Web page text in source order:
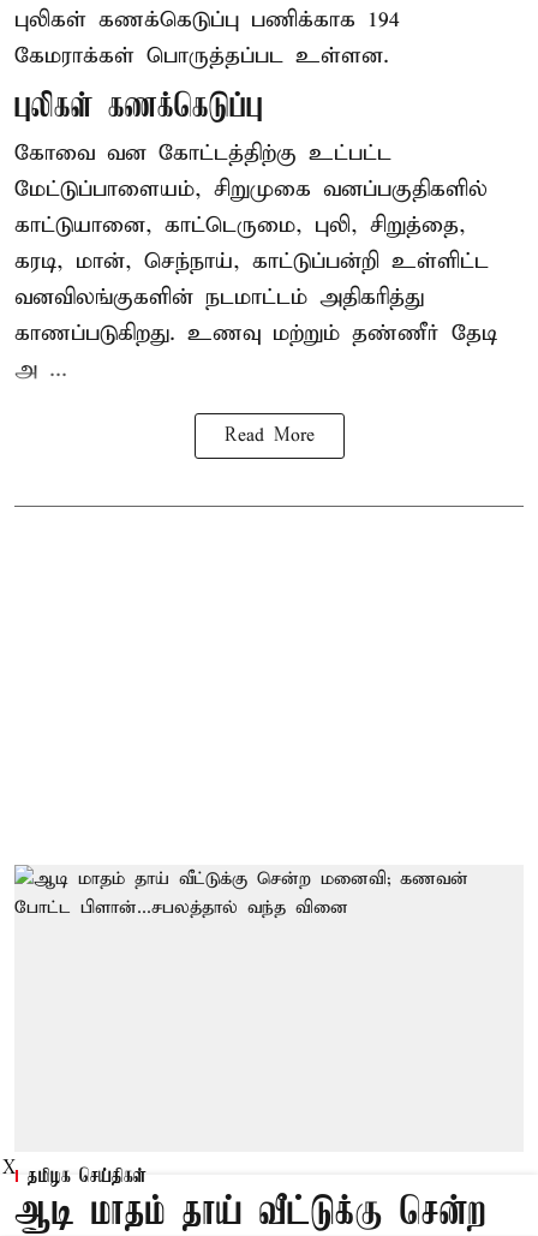
புலிகள் கணக்கெடுப்பு பணிக்காக 194
கேமராக்கள் பொருத்தப்பட உள்ளன.
புலிகள் கணக்கெடுப்பு
கோவை வன கோட்டத்திற்கு உட்பட்ட
மேட்டுப்பாளையம், சிறுமுகை வனப்பகுதிகளில்
காட்டுயானை, காட்டெருமை, புலி, சிறுத்தை,
கரடி, மான், செந்நாய், காட்டுப்பன்றி உள்ளிட்ட
வனவிலங்குகளின் நடமாட்டம் அதிகரித்து
காணப்படுகிறது. உணவு மற்றும் தண்ணீர் தேடி
அ ...
Read More
தமிழக செய்திகள்
ஆடி மாதம் தாய் வீட்டுக்கு சென்ற
X